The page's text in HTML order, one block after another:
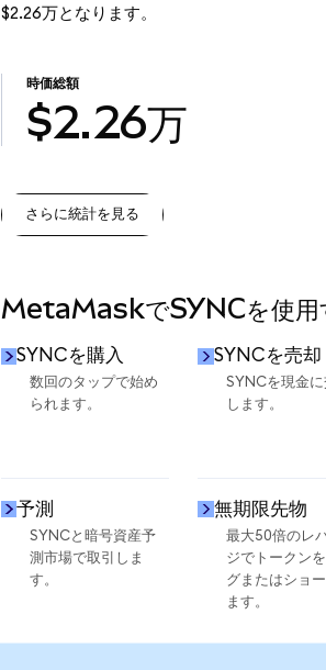
$2.26万となります。
時価総額
$2.26万
さらに統計を見る
MetaMaskでSYNCを使用
SYNCを購入
数回のタップで始め
られます。
SYNCを売却
SYNCを現金に
します。
予測
SYNCと暗号資産予
測市場で取引しま
す。
無期限先物
最大50倍のレ
ジでトークン
グまたはショ
ます。